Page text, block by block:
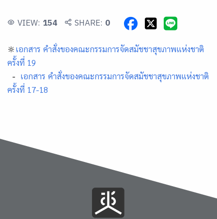
VIEW: 154 SHARE: 0
🔆เอกสาร คำสั่งของคณะกรรมการจัดสมัชชาสุขภาพแห่งชาติ
ครั้งที่ 19
- เอกสาร คำสั่งของคณะกรรมการจัดสมัชชาสุขภาพแห่งชาติ
ครั้งที่ 17-18